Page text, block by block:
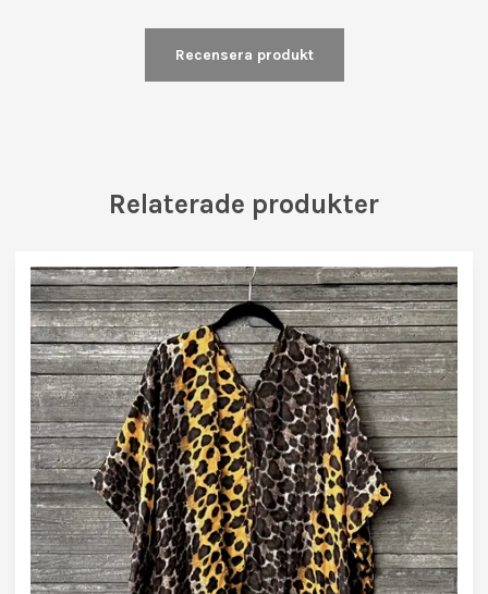
Recensera produkt
Relaterade produkter